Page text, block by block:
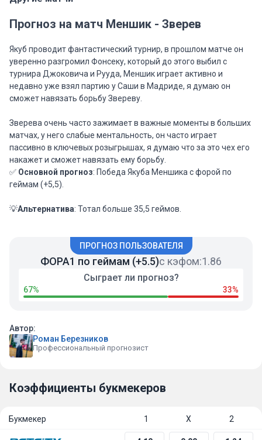
Прогноз на матч Меншик - Зверев
Якуб проводит фантастический турнир, в прошлом матче он
уверенно разгромил Фонсеку, который до этого выбил с
турнира Джоковича и Рууда, Меншик играет активно и
недавно уже взял партию у Саши в Мадриде, я думаю он
сможет навязать борьбу Звереву.
Зверева очень часто зажимает в важные моменты в больших
матчах, у него слабые ментальность, он часто играет
пассивно в ключевых розыгрышах, я думаю что за это чех его
накажет и сможет навязать ему борьбу.
✅ Основной прогноз: Победа Якуба Меншика с форой по
геймам (+5,5).
💡Альтернатива: Тотал больше 35,5 геймов.
ПРОГНОЗ ПОЛЬЗОВАТЕЛЯ
ФОРА1 по геймам (+5.5)с кэфом:1.86
67%
Сыграет ли прогноз?
33%
Автор:
Роман Березников
Профессиональный прогнозист
Коэффициенты букмекеров
Букмекер 1 Х 2